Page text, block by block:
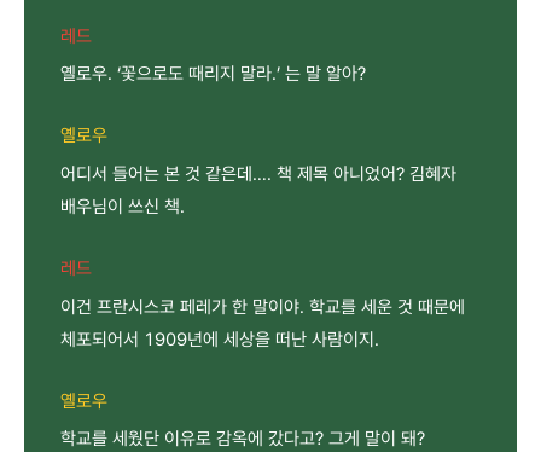
레드
옐로우. ‘꽃으로도 때리지 말라.’ 는 말 알아?
옐로우
어디서 들어는 본 것 같은데…. 책 제목 아니었어? 김혜자
배우님이 쓰신 책.
레드
이건 프란시스코 페레가 한 말이야. 학교를 세운 것 때문에
체포되어서 1909년에 세상을 떠난 사람이지.
옐로우
학교를 세웠단 이유로 감옥에 갔다고? 그게 말이 돼?